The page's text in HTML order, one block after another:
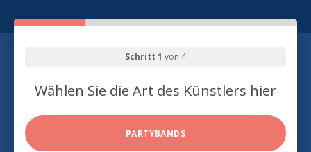
Schritt 1 von 4
Wählen Sie die Art des Künstlers hier
PARTYBANDS